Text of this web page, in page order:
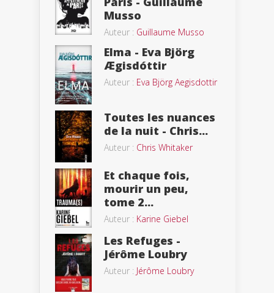
Musso
Auteur : Guillaume Musso
Elma - Eva Björg
Ægisdóttir
Auteur : Eva Björg Aegisdottir
Toutes les nuances
de la nuit - Chris...
Auteur : Chris Whitaker
Et chaque fois,
mourir un peu,
tome 2...
Auteur : Karine Giebel
Les Refuges -
Jérôme Loubry
Auteur : Jérôme Loubry